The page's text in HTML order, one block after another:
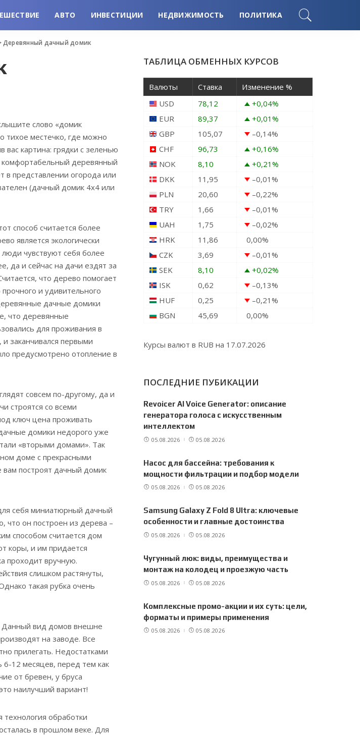
АВТО ИНВЕСТИЦИИ НЕДВИЖИМОСТЬ ПОЛИТИКА
Деревянный дачный домик
слово «домик
тихое местечко, где можно
картина: грядки с зеленью
деревянный
в представлении огорода или
(дачный домик 4х4 или
способ считается более
является экологически
чувствуют себя более
да и сейчас на дачи ездят за
что дерево помогает
и удивительного
дачные домики
что деревянные
для проживания в
заканчивался первыми
предусмотрено отопление в
совсем по-другому, да и
строятся со всеми
ключ цена проживать
домики недорого уже
«вторыми домами». Так
доме с прекрасными
построят дачный домик
себя миниатюрный дачный
что он построен из дерева –
способом считается дом
коры, и им придается
проходит вручную.
слишком растянуты,
такая рубка очень
Данный вид домов внешне
на заводе. Все
прилегать. Недостатками
6-12 месяцев, перед тем как
от бревен, у бруса
наилучший вариант!
обработки
в прошлом веке. Для
ТАБЛИЦА ОБМЕННЫХ КУРСОВ
Валюты Ставка
Изменение %
USD
78,12 +0,04%
EUR
89,37 +0,01%
GBP
105,07 –0,14%
CHF
96,73 +0,16%
NOK
8,10 +0,21%
DKK
11,95 –0,01%
PLN
20,60 –0,22%
TRY
1,66 –0,01%
UAH
1,75 –0,02%
HRK
11,86 0,00%
CZK
3,69 –0,01%
SEK
8,10 +0,02%
ISK
0,62 –0,13%
HUF
0,25 –0,21%
BGN
45,69 0,00%
Курсы валют в RUB на 17.07.2026
ПОСЛЕДНИЕ ПУБИКАЦИИ
Revoicer AI Voice Generator: описание
генератора голоса с искусственным
интеллектом
05.08.2026 05.08.2026
Насос для бассейна: требования к
мощности фильтрации и подбор модели
05.08.2026 05.08.2026
Samsung Galaxy Z Fold 8 Ultra: ключевые
особенности и главные достоинства
05.08.2026 05.08.2026
Чугунный люк: виды, преимущества и
монтаж на колодец и проезжую часть
05.08.2026 05.08.2026
Комплексные промо-акции и их суть: цели,
форматы и примеры применения
05.08.2026 05.08.2026